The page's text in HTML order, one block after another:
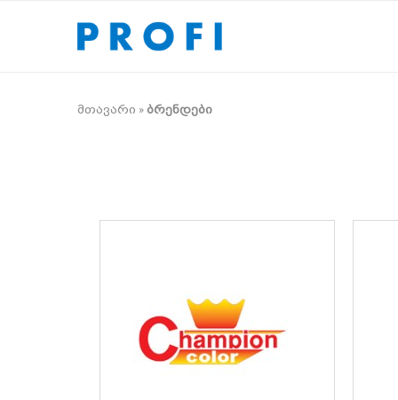
მთავარი » ბრენდები